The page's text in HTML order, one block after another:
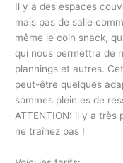
Il y a des espaces
mais pas de salle
même le coin snack,
qui nous permettra de
plannings et autres.
peut-être quelques
sommes plein.es de
ATTENTION: il y a très
ne traînez pas !